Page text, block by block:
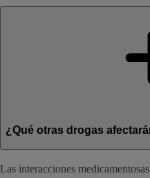
¿Qué otras drogas
Las interacciones